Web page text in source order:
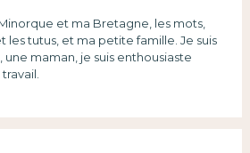
et ma Bretagne, les mots,
les tutus, et ma petite famille. Je suis
maman, je suis enthousiaste